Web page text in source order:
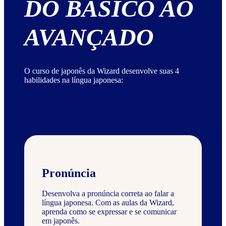
DO BÁSICO AO
AVANÇADO
O curso de japonês da Wizard desenvolve suas 4
habilidades na língua japonesa:
Pronúncia
Desenvolva a pronúncia correta ao falar a
língua japonesa. Com as aulas da Wizard,
aprenda como se expressar e se comunicar
em japonês.